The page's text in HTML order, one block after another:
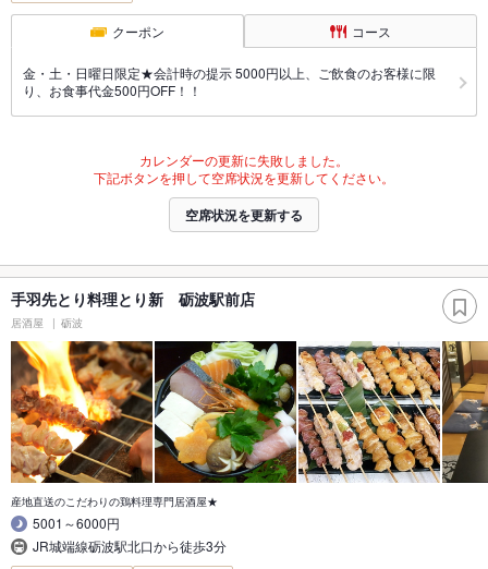
クーポン コース
金・土・日曜日限定★会計時の提示 5000円以上、ご飲食のお客様に限
り、お食事代金500円OFF！！
カレンダーの更新に失敗しました。
下記ボタンを押して空席状況を更新してください。
空席状況を更新する
手羽先とり料理とり新 砺波駅前店
居酒屋 砺波
産地直送のこだわりの鶏料理専門居酒屋★
5001～6000円
JR城端線砺波駅北口から徒歩3分